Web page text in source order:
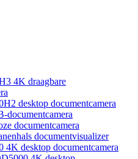
4K draagbare
desktop documentcamera
documentcamera
documentcamera
documentvisualizer
4K desktop documentcamera